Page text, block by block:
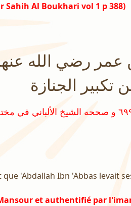
Al Boukhari vol 1 p 388)
عمر رضي الله
تكبير الجنازة
'Abdallah Ibn 'Abbas levait
et authentifié par